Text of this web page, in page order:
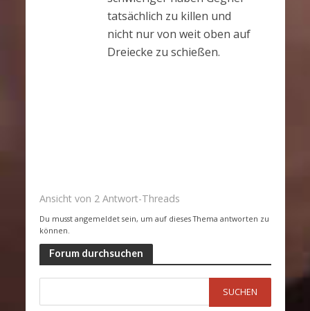
tatsächlich zu killen und
nicht nur von weit oben auf
Dreiecke zu schießen.
Ansicht von 2 Antwort-Threads
Du musst angemeldet sein, um auf dieses Thema antworten zu
können.
Forum durchsuchen